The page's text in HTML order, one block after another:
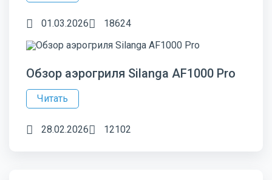
01.03.2026 18624
Обзор аэрогриля Silanga AF1000 Pro
Читать
28.02.2026 12102